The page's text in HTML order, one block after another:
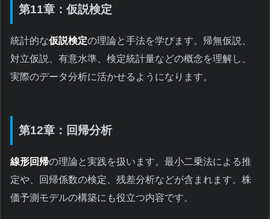
第11章：仮説検定
統計的な仮説検定の理論と手法を学びます。帰無仮説、
対立仮説、有意水準、検定統計量などの概念を理解し、
実際のデータ分析に活かせるようになります。
第12章：回帰分析
線形回帰の理論と実践を扱います。最小二乗法による推
定や、回帰係数の検定、残差分析などが含まれます。株
価予測モデルの構築にも役立つ内容です。